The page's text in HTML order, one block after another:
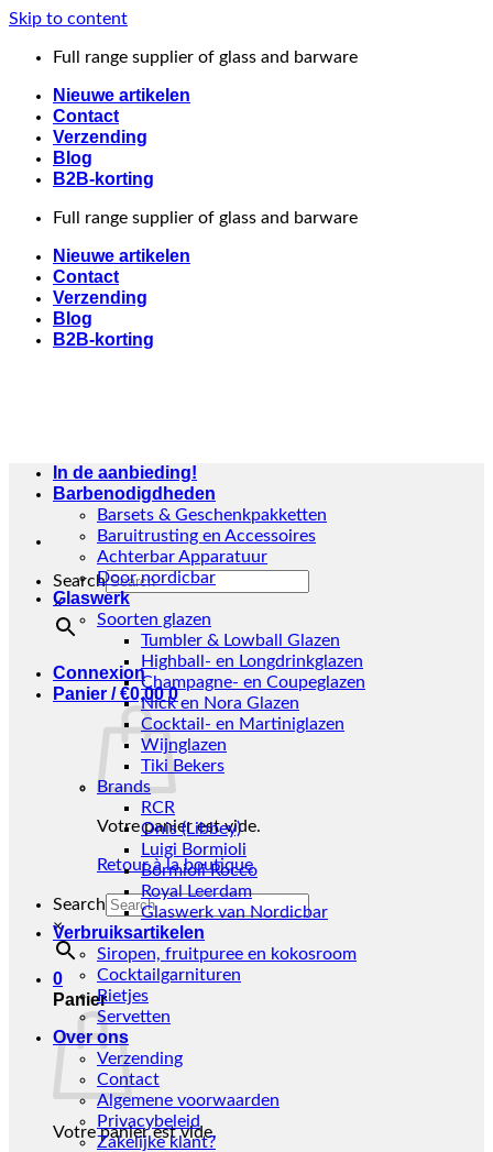
Skip to content
Full range supplier of glass and barware
Nieuwe artikelen
Contact
Verzending
Blog
B2B-korting
Full range supplier of glass and barware
Nieuwe artikelen
Contact
Verzending
Blog
B2B-korting
Search
×
Connexion
Panier /€0,00 0
Votre panier est vide.
Retour à la boutique
Search
×
0
Panier
Votre panier est vide.
In de aanbieding!
Barbenodigdheden
Barsets & Geschenkpakketten
Baruitrusting en Accessoires
Achterbar Apparatuur
Door nordicbar
Glaswerk
Soorten glazen
Tumbler & Lowball Glazen
Highball- en Longdrinkglazen
Champagne- en Coupeglazen
Nick en Nora Glazen
Cocktail- en Martiniglazen
Wijnglazen
Tiki Bekers
Brands
RCR
Onis (Libbey)
Luigi Bormioli
Bormioli Rocco
Royal Leerdam
Glaswerk van Nordicbar
Verbruiksartikelen
Siropen, fruitpuree en kokosroom
Cocktailgarnituren
Rietjes
Servetten
Over ons
Verzending
Contact
Algemene voorwaarden
Privacybeleid
Zakelijke klant?